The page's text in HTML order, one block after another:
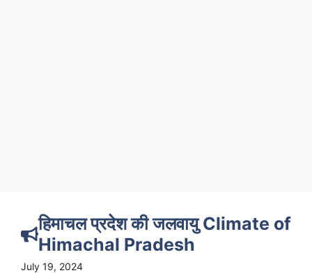
हिमाचल प्रदेश की जलवायु Climate of
Himachal Pradesh
July 19, 2024